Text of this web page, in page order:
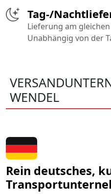
Tag-/
Lieferung am
Unabhängig von der
WENDEL
Rein deutsches,